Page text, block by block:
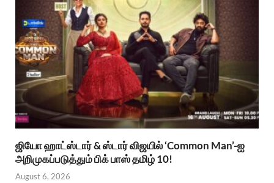
ஜியோ ஹாட்ஸ்டார் & ஸ்டார் விஜயில் ‘Common Man’-ஐ
அறிமுகப்படுத்தும் பிக் பாஸ் தமிழ் 10!
August 6, 2026